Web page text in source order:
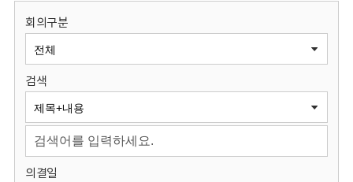
원
회
회의구분
검색
의결일